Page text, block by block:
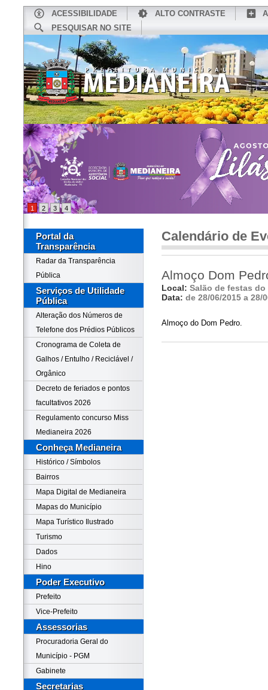
ACESSIBILIDADE ALTO CONTRASTE
PESQUISAR NO SITE
CONHEÇA MEDIANEIRA
1 2 3 4
Portal da
Transparência
Radar da Transparência
Pública
Serviços de Utilidade
Pública
Alteração dos Números de
Telefone dos Prédios Públicos
Cronograma de Coleta de
Galhos / Entulho / Reciclável /
Orgânico
Decreto de feriados e pontos
facultativos 2026
Regulamento concurso Miss
Medianeira 2026
Conheça Medianeira
Histórico / Símbolos
Bairros
Mapa Digital de Medianeira
Mapas do Município
Mapa Turístico Ilustrado
Turismo
Dados
Hino
Poder Executivo
Prefeito
Vice-Prefeito
Assessorias
Procuradoria Geral do
Município - PGM
Gabinete
Secretarias
Calendário de
Almoço Dom
Local: Salão de festas do
Data: de 28/06/2015 a 28/
Almoço do Dom Pedro.